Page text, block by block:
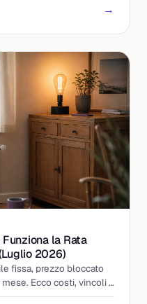
→
la Rata
2026)
fissa, prezzo bloccato
Ecco costi, vincoli e